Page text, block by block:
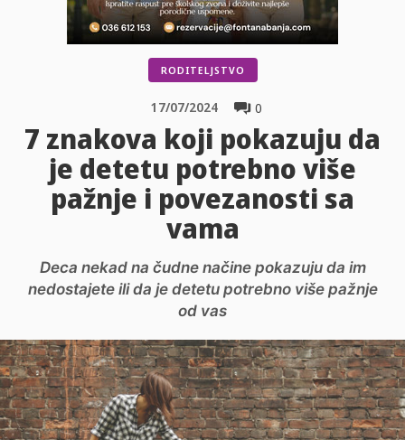
RODITELJSTVO
0
17/07/2024
7 znakova koji pokazuju da
je detetu potrebno više
pažnje i povezanosti sa
vama
Deca nekad na čudne načine pokazuju da im
nedostajete ili da je detetu potrebno više pažnje
od vas